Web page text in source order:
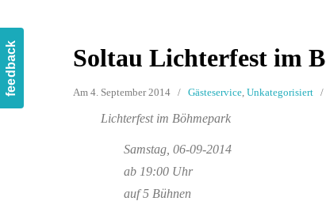
feedback Soltau Lichterfest im
Am 4. September 2014 / Gästeservice, Unkategorisiert /
Lichterfest im Böhmepark
Samstag, 06-09-2014
ab 19:00 Uhr
auf 5 Bühnen